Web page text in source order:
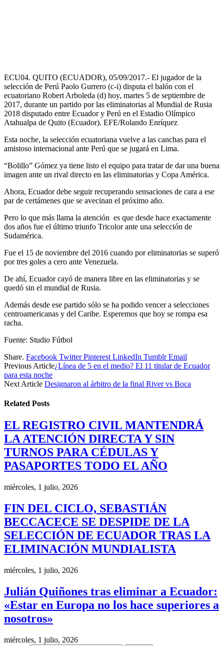
ECU04. QUITO (ECUADOR), 05/09/2017.- El jugador de la
selección de Perú Paolo Gurrero (c-i) disputa el balón con el
ecuatoriano Robert Arboleda (d) hoy, martes 5 de septiembre de
2017, durante un partido por las eliminatorias al Mundial de Rusia
2018 disputado entre Ecuador y Perú en el Estadio Olímpico
Atahualpa de Quito (Ecuador). EFE/Rolando Enríquez
Esta noche, la selección ecuatoriana vuelve a las canchas para el
amistoso internacional ante Perú que se jugará en Lima.
“Bolillo” Gómez ya tiene listo el equipo para tratar de dar una buena
imagen ante un rival directo en las eliminatorias y Copa América.
Ahora, Ecuador debe seguir recuperando sensaciones de cara a ese
par de certámenes que se avecinan el próximo año.
Pero lo que más llama la atención es que desde hace exactamente
dos años fue el último triunfo Tricolor ante una selección de
Sudamérica.
Fue el 15 de noviembre del 2016 cuando por eliminatorias se superó
por tres goles a cero ante Venezuela.
De ahí, Ecuador cayó de manera libre en las eliminatorias y se
quedó sin el mundial de Rusia.
Además desde ese partido sólo se ha podido vencer a selecciones
centroamericanas y del Caribe. Esperemos que hoy se rompa esa
racha.
Fuente: Studio Fútbol
Share. Facebook Twitter Pinterest LinkedIn Tumblr Email
Previous Article¿Línea de 5 en el medio? El 11 titular de Ecuador
para esta noche
Next Article Designaron al árbitro de la final River vs Boca
Related Posts
EL REGISTRO CIVIL MANTENDRÁ
LA ATENCIÓN DIRECTA Y SIN
TURNOS PARA CÉDULAS Y
PASAPORTES TODO EL AÑO
miércoles, 1 julio, 2026
FIN DEL CICLO, SEBASTIÁN
BECCACECE SE DESPIDE DE LA
SELECCIÓN DE ECUADOR TRAS LA
ELIMINACIÓN MUNDIALISTA
miércoles, 1 julio, 2026
Julián Quiñones tras eliminar a Ecuador:
«Estar en Europa no los hace superiores a
nosotros»
miércoles, 1 julio, 2026